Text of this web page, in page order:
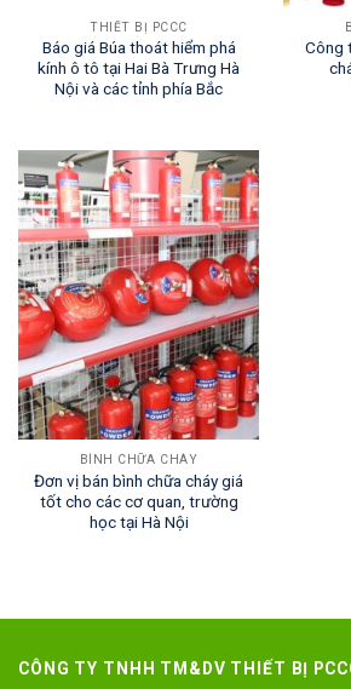
THIẾT BỊ PCCC
Báo giá Búa thoát hiểm phá
kính ô tô tại Hai Bà Trưng Hà
Nội và các tỉnh phía Bắc
Công
BÌNH CHỮA CHÁY
Đơn vị bán bình chữa cháy giá
tốt cho các cơ quan, trường
học tại Hà Nội
CÔNG TY TNHH TM&DV THIẾT BỊ